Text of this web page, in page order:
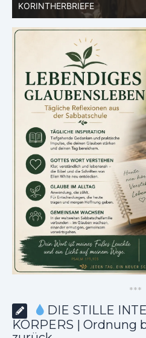
KORINTHERBRIEFE
***
DIE STILLE
KÖRPERS | Ordnung